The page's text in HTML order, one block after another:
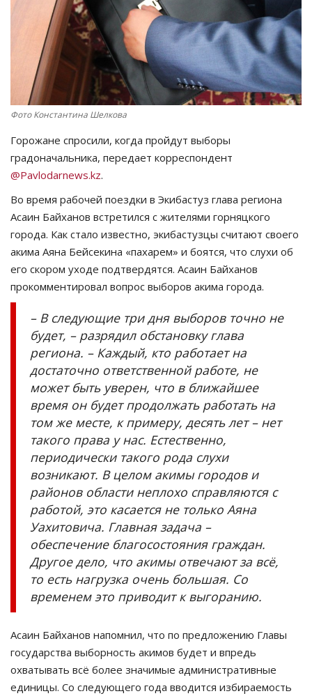
СПОРТ
Чек-лист
РАЗВЛЕЧЕНИЯ
Курултай
Язык
Қазақша
Фото Константина Шелкова
Горожане спросили, когда пройдут выборы
градоначальника, передает корреспондент
@Pavlodarnews.kz.
Во время рабочей поездки в Экибастуз глава региона
Асаин Байханов встретился с жителями горняцкого
города. Как стало известно, экибастузцы считают своего
акима Аяна Бейсекина «пахарем» и боятся, что слухи об
его скором уходе подтвердятся. Асаин Байханов
прокомментировал вопрос выборов акима города.
– В следующие три дня выборов точно не
будет, – разрядил обстановку глава
региона. – Каждый, кто работает на
достаточно ответственной работе, не
может быть уверен, что в ближайшее
время он будет продолжать работать на
том же месте, к примеру, десять лет – нет
такого права у нас. Естественно,
периодически такого рода слухи
возникают. В целом акимы городов и
районов области неплохо справляются с
работой, это касается не только Аяна
Уахитовича. Главная задача –
обеспечение благосостояния граждан.
Другое дело, что акимы отвечают за всё,
то есть нагрузка очень большая. Со
временем это приводит к выгоранию.
Асаин Байханов напомнил, что по предложению Главы
государства выборность акимов будет и впредь
охватывать всё более значимые административные
единицы. Со следующего года вводится избираемость